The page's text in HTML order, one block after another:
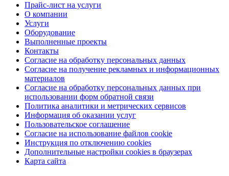
Прайс-лист на услуги
О компании
Услуги
Оборудование
Выполненные проекты
Контакты
Согласие на обработку персональных данных
Согласие на получение рекламных и информационных
материалов
Согласие на обработку персональных данных при
использовании форм обратной связи
Политика аналитики и метрических сервисов
Информация об оказании услуг
Пользовательское соглашение
Согласие на использование файлов cookie
Инструкция по отключению cookies
Дополнительные настройки cookies в браузерах
Карта сайта